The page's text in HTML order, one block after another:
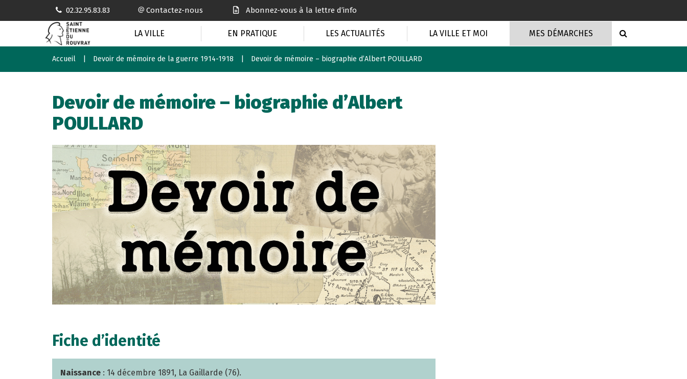
02.32.95.83.83 Contactez-nous Abonnez-vous à la lettre d’info
LA VILLE EN PRATIQUE LES ACTUALITÉS LA VILLE ET MOI MES DÉMARCHES
Accueil Devoir de mémoire de la guerre 1914-1918 Devoir de mémoire – biographie d’Albert POULLARD
Devoir de mémoire – biographie d’Albert
POULLARD
Fiche d’identité
Naissance : 14 décembre 1891, La Gaillarde (76).